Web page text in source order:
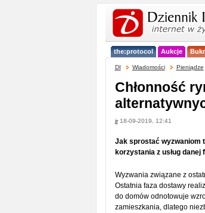
the:protocol Aukcje
DI Wiadomości Pieniądze
Chłonność
jr18-09-2019, 12:41
Jak sprostać wyzwaniom
korzystania z usług
Wyzwania związane z
Ostatnia faza dostawy
do domów odnotowuje
zamieszkania, dlatego